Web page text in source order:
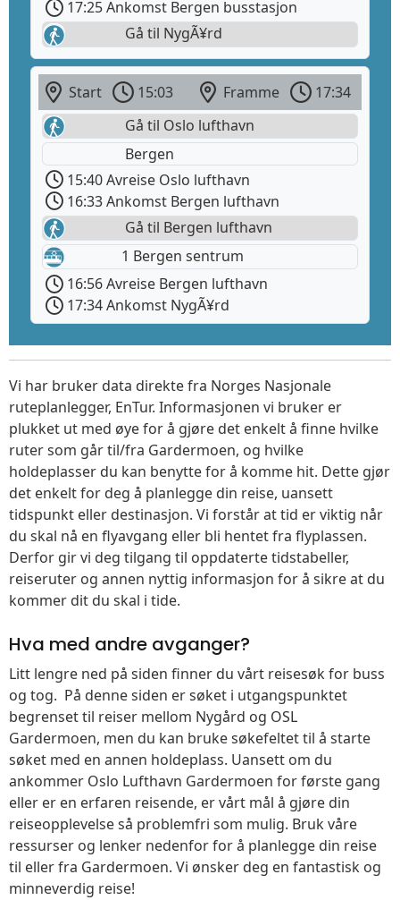
17:25 Ankomst Bergen busstasjon
Gå til NygÃ¥rd
Start 15:03 Framme
17:34
Gå til Oslo lufthavn
Bergen
15:40 Avreise Oslo lufthavn
16:33 Ankomst Bergen lufthavn
Gå til Bergen lufthavn
1 Bergen sentrum
16:56 Avreise Bergen lufthavn
17:34 Ankomst NygÃ¥rd
Vi har bruker data direkte fra Norges Nasjonale
ruteplanlegger, EnTur. Informasjonen vi bruker er
plukket ut med øye for å gjøre det enkelt å finne hvilke
ruter som går til/fra Gardermoen, og hvilke
holdeplasser du kan benytte for å komme hit. Dette gjør
det enkelt for deg å planlegge din reise, uansett
tidspunkt eller destinasjon. Vi forstår at tid er viktig når
du skal nå en flyavgang eller bli hentet fra flyplassen.
Derfor gir vi deg tilgang til oppdaterte tidstabeller,
reiseruter og annen nyttig informasjon for å sikre at du
kommer dit du skal i tide.
Hva med andre avganger?
Litt lengre ned på siden finner du vårt reisesøk for buss
og tog. På denne siden er søket i utgangspunktet
begrenset til reiser mellom Nygård og OSL
Gardermoen, men du kan bruke søkefeltet til å starte
søket med en annen holdeplass. Uansett om du
ankommer Oslo Lufthavn Gardermoen for første gang
eller er en erfaren reisende, er vårt mål å gjøre din
reiseopplevelse så problemfri som mulig. Bruk våre
ressurser og lenker nedenfor for å planlegge din reise
til eller fra Gardermoen. Vi ønsker deg en fantastisk og
minneverdig reise!